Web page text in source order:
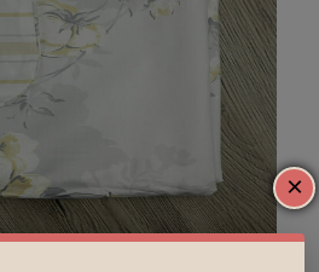
×